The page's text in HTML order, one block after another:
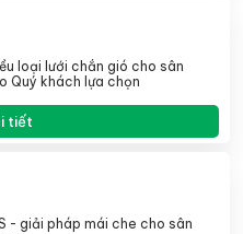
loại lưới chắn gió cho sân
Quý khách lựa chọn
tiết
- giải pháp mái che cho sân